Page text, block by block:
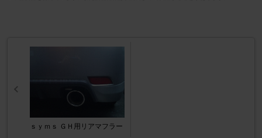
ｓｙｍｓ ＧＨ用リアマフラー